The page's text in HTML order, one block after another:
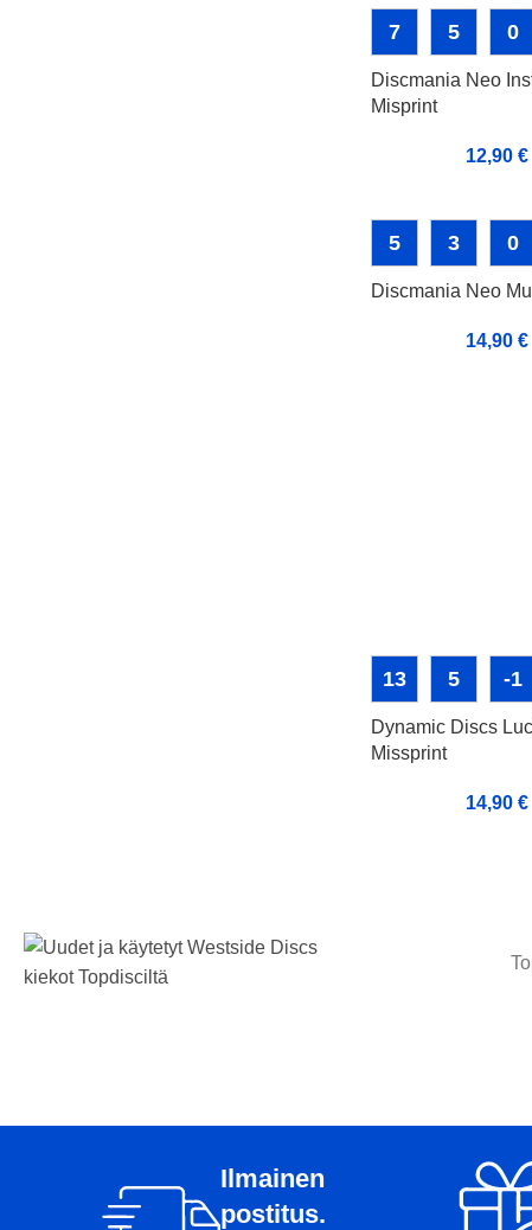
7 5 0
Discmania Neo
Misprint
12,90 €
5 3 0
Discmania Neo
14,90 €
13 5 -1
Dynamic Discs
Missprint
14,90 €
Ilmainen
postitus.